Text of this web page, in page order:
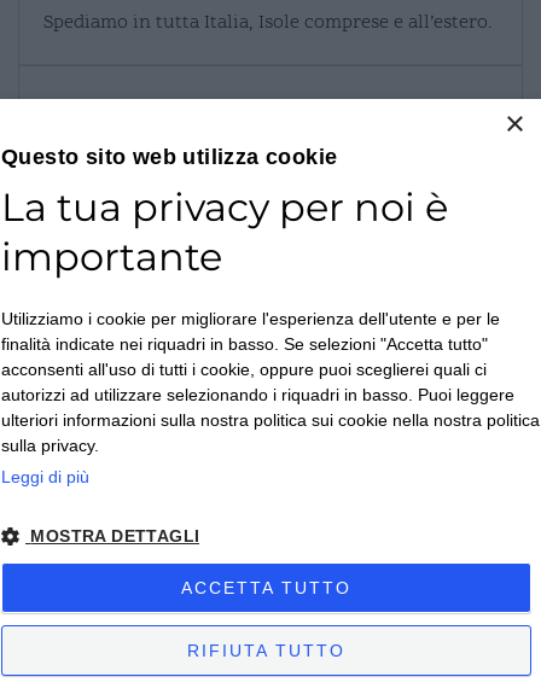
Spediamo in tutta Italia, Isole comprese e all’estero.
Assistenza e Consulenza
Ti accompagniamo in ogni fase di acquisto.
su grandi quantitativi o esigenze specifiche.
×
Questo sito web utilizza cookie
La tua privacy per noi è
importante
Utilizziamo i cookie per migliorare l'esperienza dell'utente e per le
finalità indicate nei riquadri in basso. Se selezioni "Accetta tutto"
acconsenti all'uso di tutti i cookie, oppure puoi sceglierei quali ci
autorizzi ad utilizzare selezionando i riquadri in basso. Puoi leggere
ulteriori informazioni sulla nostra politica sui cookie nella nostra politica
sulla privacy.
Leggi di più
MOSTRA DETTAGLI
ACCETTA TUTTO
RIFIUTA TUTTO